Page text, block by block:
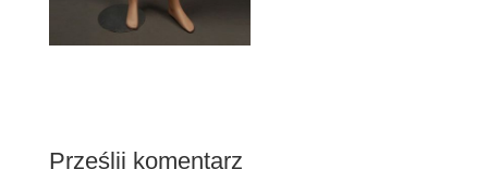
Prześlij komentarz